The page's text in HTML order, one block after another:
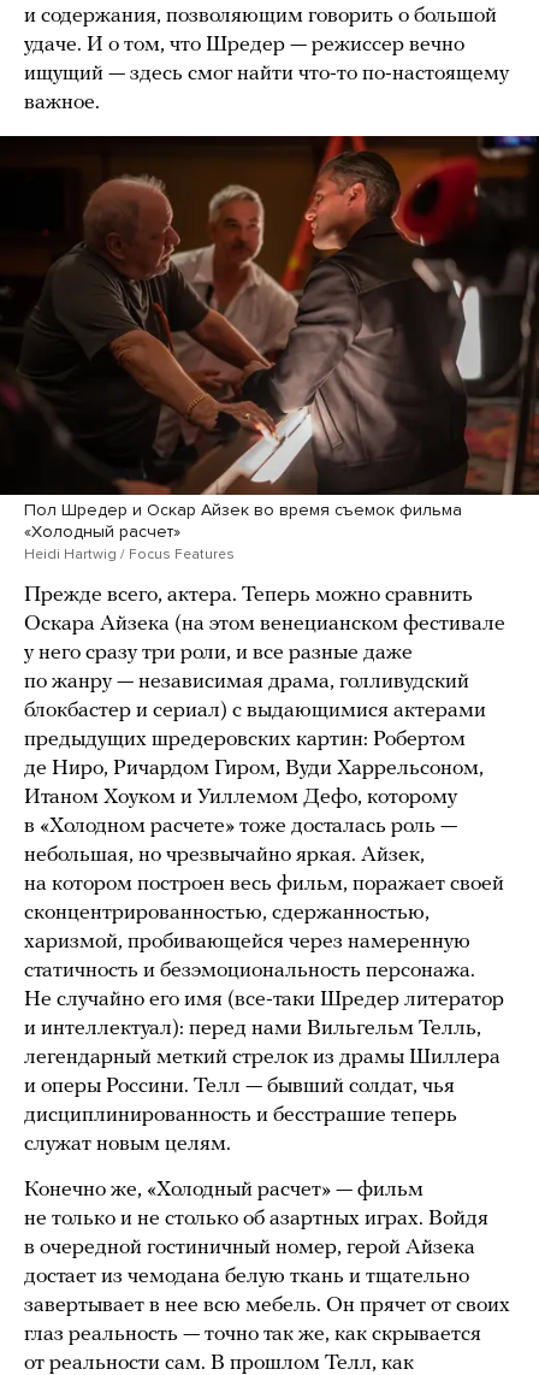
и содержания, позволяющим говорить о большой
удаче. И о том, что Шредер — режиссер вечно
ищущий — здесь смог найти что-то по-настоящему
важное.
Пол Шредер и Оскар Айзек во время съемок фильма
«Холодный расчет»
Heidi Hartwig / Focus Features
Прежде всего, актера. Теперь можно сравнить
Оскара Айзека (на этом венецианском фестивале
у него сразу три роли, и все разные даже
по жанру — независимая драма, голливудский
блокбастер и сериал) с выдающимися актерами
предыдущих шредеровских картин: Робертом
де Ниро, Ричардом Гиром, Вуди Харрельсоном,
Итаном Хоуком и Уиллемом Дефо, которому
в «Холодном расчете» тоже досталась роль —
небольшая, но чрезвычайно яркая. Айзек,
на котором построен весь фильм, поражает своей
сконцентрированностью, сдержанностью,
харизмой, пробивающейся через намеренную
статичность и безэмоциональность персонажа.
Не случайно его имя (все-таки Шредер литератор
и интеллектуал): перед нами Вильгельм Телль,
легендарный меткий стрелок из драмы Шиллера
и оперы Россини. Телл — бывший солдат, чья
дисциплинированность и бесстрашие теперь
служат новым целям.
Конечно же, «Холодный расчет» — фильм
не только и не столько об азартных играх. Войдя
в очередной гостиничный номер, герой Айзека
достает из чемодана белую ткань и тщательно
завертывает в нее всю мебель. Он прячет от своих
глаз реальность — точно так же, как скрывается
от реальности сам. В прошлом Телл, как